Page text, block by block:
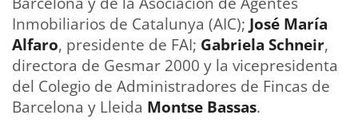
Inmobiliarios de Catalunya (AIC); José María
Alfaro, presidente de FAI; Gabriela Schneir,
directora de Gesmar 2000 y la vicepresidenta
del Colegio de Administradores de Fincas de
Barcelona y Lleida Montse Bassas.